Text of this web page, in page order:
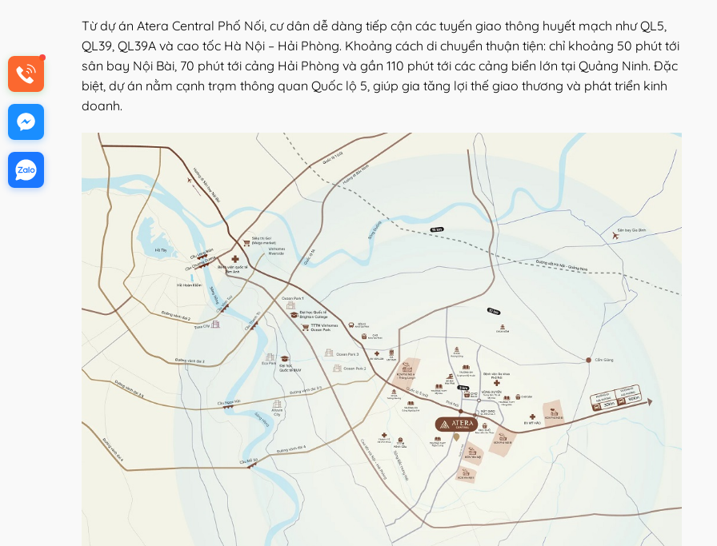
Từ dự án Atera Central Phố Nối, cư dân dễ dàng tiếp cận các tuyến giao thông huyết mạch như QL5,
QL39, QL39A và cao tốc Hà Nội – Hải Phòng. Khoảng cách di chuyển thuận tiện: chỉ khoảng 50 phút tới
sân bay Nội Bài, 70 phút tới cảng Hải Phòng và gần 110 phút tới các cảng biển lớn tại Quảng Ninh. Đặc
biệt, dự án nằm cạnh trạm thông quan Quốc lộ 5, giúp gia tăng lợi thế giao thương và phát triển kinh
doanh.